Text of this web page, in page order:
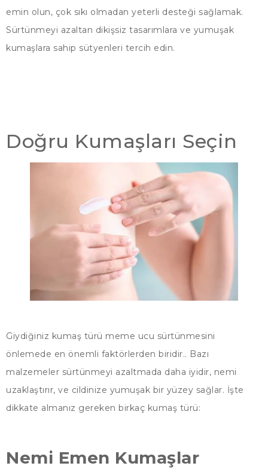
emin olun, çok sıkı olmadan yeterli desteği sağlamak.
Sürtünmeyi azaltan dikişsiz tasarımlara ve yumuşak
kumaşlara sahip sütyenleri tercih edin.
Doğru Kumaşları Seçin
Giydiğiniz kumaş türü meme ucu sürtünmesini
önlemede en önemli faktörlerden biridir.. Bazı
malzemeler sürtünmeyi azaltmada daha iyidir, nemi
uzaklaştırır, ve cildinize yumuşak bir yüzey sağlar. İşte
dikkate almanız gereken birkaç kumaş türü:
Nemi Emen Kumaşlar